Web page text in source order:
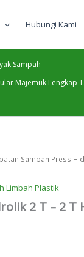
Hubungi Kami
Sampah
Majemuk Lengkap
Sampah Press
Limbah Plastik
2 T – 2 T